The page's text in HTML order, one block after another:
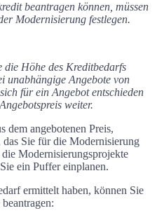
beantragen können, müssen
Modernisierung festlegen.
die Höhe des Kreditbedarfs
unabhängige Angebote von
für ein Angebot entschieden
weiter.
dem angebotenen Preis,
das Sie für die Modernisierung
Modernisierungsprojekte
ein Puffer einplanen.
ermittelt haben, können Sie